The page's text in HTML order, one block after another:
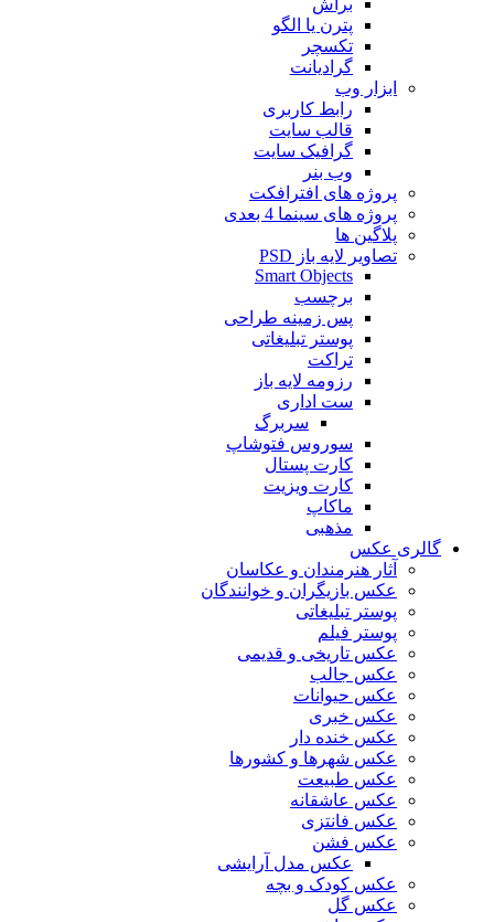
پترن یا الگو
تکسچر
گرادیانت
ابزار وب
رابط کاربری
قالب سایت
گرافیک سایت
وب بنر
پروژه های افترافکت
پروژه های سینما 4 بعدی
پلاگین ها
تصاویر لایه باز PSD
Smart Objects
برچسب
پس زمینه طراحی
پوستر تبلیغاتی
تراکت
رزومه لایه باز
ست اداری
سربرگ
سوروس فتوشاپ
کارت پستال
کارت ویزیت
ماکاپ
مذهبی
گالری عکس
آثار هنرمندان و عکاسان
عکس بازیگران و خوانندگان
پوستر تبلیغاتی
پوستر فیلم
عکس تاریخی و قدیمی
عکس جالب
عکس حیوانات
عکس خبری
عکس خنده دار
عکس شهرها و کشورها
عکس طبیعت
عکس عاشقانه
عکس فانتزی
عکس فشن
عکس مدل آرایشی
عکس کودک و بچه
عکس گل